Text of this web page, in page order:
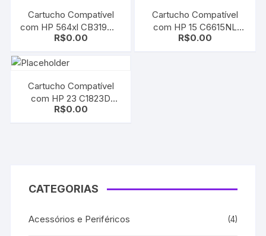
Cartucho Compatível
com HP 564xl CB319WL
| CB324WN Magenta |
D5460/ D7560
R$0.00
Cartucho Compatível
com HP 15 C6615NL
Black | Deskjet 810/ 812/
R$0.00
Cartucho Compatível
com HP 23 C1823D
Color |Deskjet 810/ 830/
R$0.00
CATEGORIAS
Acessórios e Periféricos (4)